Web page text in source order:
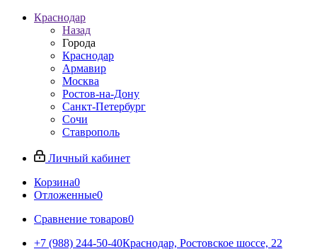
Краснодар
Назад
Города
Краснодар
Армавир
Москва
Ростов-на-Дону
Санкт-Петербург
Сочи
Ставрополь
Личный кабинет
Корзина0
Отложенные0
Сравнение товаров0
+7 (988) 244-50-40Краснодар, Ростовское шоссе, 22